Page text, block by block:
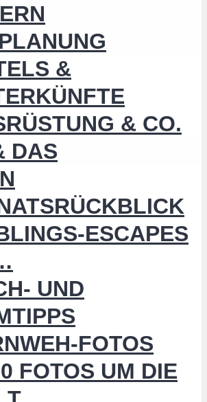
&
& CO.
DAS
ESCAPES
UND
FOTOS
FOTOS UM DIE